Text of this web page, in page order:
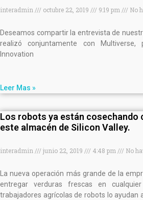
interadmin octubre 22, 2019 9:19 pm No
Deseamos compartir la entrevista de
realizó conjuntamente con
Innovation
Leer Mas »
Los robots ya están cosechando
este almacén de Silicon Valley.
interadmin junio 22, 2019 4:48 pm No
La nueva operación más grande de la
entregar verduras frescas en
trabajadores agrícolas de robots lo ayudan